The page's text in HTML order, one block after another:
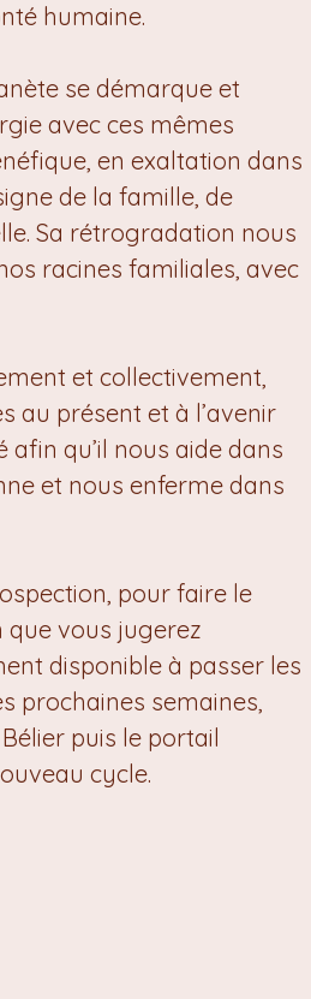
humaine.
se démarque et
avec ces mêmes
en exaltation dans
de la famille, de
Sa rétrogradation nous
racines familiales, avec
et collectivement,
au présent et à l’avenir
afin qu’il nous aide dans
et nous enferme dans
pour faire le
que vous jugerez
disponible à passer les
prochaines semaines,
puis le portail
cycle.